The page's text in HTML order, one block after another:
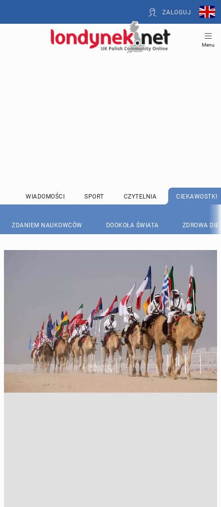
ZALOGUJ
Menu
WIADOMOŚCI SPORT CZYTELNIA CIEKAWOSTKI
ZDANIEM NAUKOWCÓW DOOKOŁA ŚWIATA ZDROWA